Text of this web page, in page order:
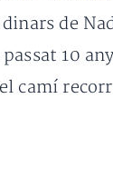
de
10
camí